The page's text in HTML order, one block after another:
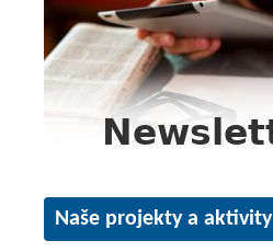
Naše projekty a aktivity